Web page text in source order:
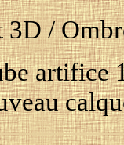
/
artifice